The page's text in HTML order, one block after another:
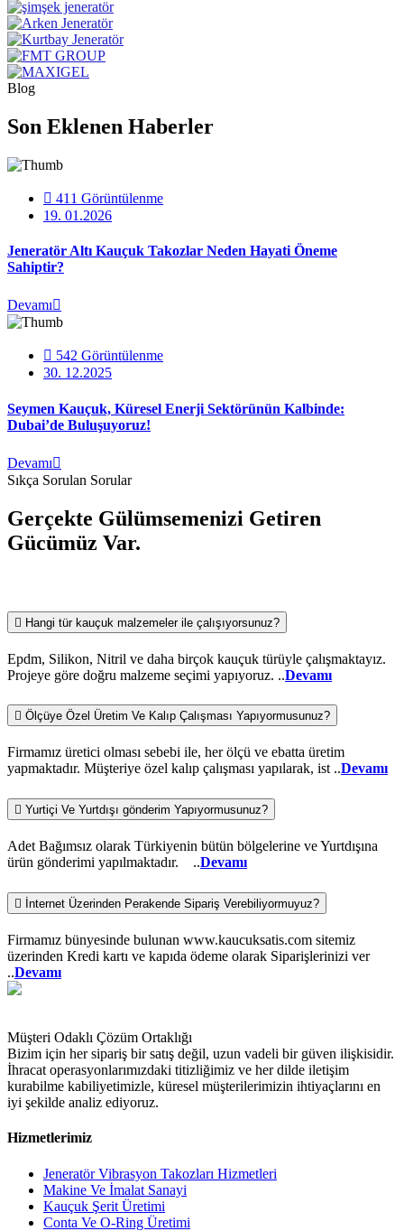
Blog
Son Eklenen Haberler
411 Görüntülenme
19. 01.2026
Jeneratör Altı Kauçuk Takozlar Neden Hayati Öneme
Sahiptir?
Devamı
542 Görüntülenme
30. 12.2025
Seymen Kauçuk, Küresel Enerji Sektörünün Kalbinde:
Dubai’de Buluşuyoruz!
Devamı
Sıkça Sorulan Sorular
Gerçekte Gülümsemenizi Getiren
Gücümüz Var.
Hangi tür kauçuk malzemeler ile çalışıyorsunuz?
Epdm, Silikon, Nitril ve daha birçok kauçuk türüyle çalışmaktayız.
Projeye göre doğru malzeme seçimi yapıyoruz. ..Devamı
Ölçüye Özel Üretim Ve Kalıp Çalışması Yapıyormusunuz?
Firmamız üretici olması sebebi ile, her ölçü ve ebatta üretim
yapmaktadır. Müşteriye özel kalıp çalışması yapılarak, ist ..Devamı
Yurtiçi Ve Yurtdışı gönderim Yapıyormusunuz?
Adet Bağımsız olarak Türkiyenin bütün bölgelerine ve Yurtdışına
ürün gönderimi yapılmaktadır. ..Devamı
İnternet Üzerinden Perakende Sipariş Verebiliyormuyuz?
Firmamız bünyesinde bulunan www.kaucuksatis.com sitemiz
üzerinden Kredi kartı ve kapıda ödeme olarak Siparişlerinizi ver
..Devamı
Müşteri Odaklı Çözüm Ortaklığı
Bizim için her sipariş bir satış değil, uzun vadeli bir güven ilişkisidir.
İhracat operasyonlarımızdaki titizliğimiz ve her dilde iletişim
kurabilme kabiliyetimizle, küresel müşterilerimizin ihtiyaçlarını en
iyi şekilde analiz ediyoruz.
Hizmetlerimiz
Jeneratör Vibrasyon Takozları Hizmetleri
Makine Ve İmalat Sanayi
Kauçuk Şerit Üretimi
Conta Ve O-Ring Üretimi